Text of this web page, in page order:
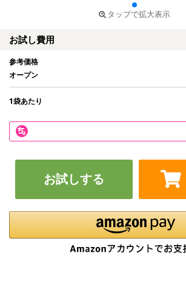
タップで拡大表示
お試し費用
参考価格
オープン
1袋あたり
お試しする